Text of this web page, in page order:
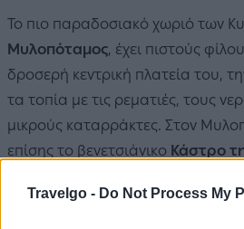
Travelgo - Do Not Process My
Το πιο παραδοσιακό χωριό των
Μυλοπόταμος, έχει πιστούς
δροσερή κεντρική πλατεία του,
τα τοπία με τις ρεματιές, τους
μικρούς καταρράκτες. Στον
επίσης το βενετσιάνικο Κάστρο
από τους σημαντικότερους
του νησιού. Το μεγαλύτερο